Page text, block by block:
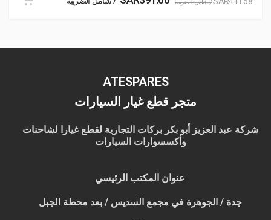
/ شامل الضريبة
ATESPARES
متجر قطع غيار السيارات
شركة عبد العزيز أبو بكر بركات التجارية لقطع غيارا لشاحنات
وأكسسوارات السيارات
عنوان المكتب الرئيسي
جدة / الجوهرة في مجمع السديس / بعد محطة الجبل